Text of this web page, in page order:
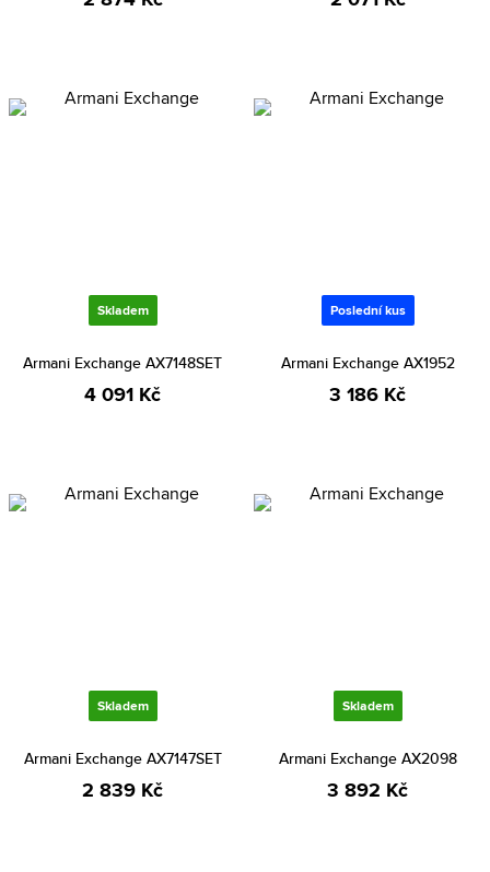
Skladem
Armani Exchange AX7148SET
4 091 Kč
Poslední kus
Armani Exchange AX1952
3 186 Kč
Skladem
Armani Exchange AX7147SET
2 839 Kč
Skladem
Armani Exchange AX2098
3 892 Kč